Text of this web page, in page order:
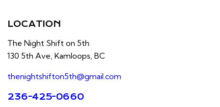
LOCATION
The Night Shift on 5th
130 5th Ave, Kamloops, BC
thenightshifton5th@gmail.com
236-425-0660